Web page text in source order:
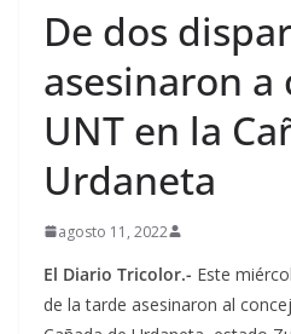
De dos
asesinaron a
UNT en la
Urdaneta
agosto 11, 2022
El Diario Tricolor.- Este
de la tarde asesinaron al